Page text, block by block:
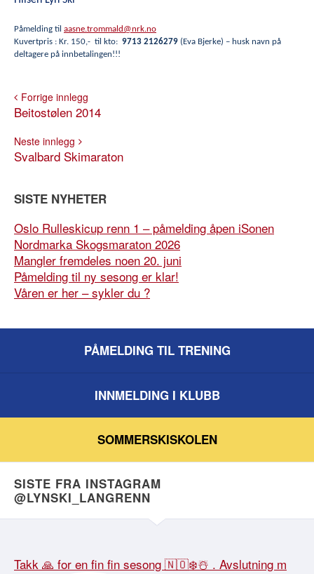
Påmelding til aasne.trommald@nrk.no
Kuvertpris : Kr. 150,- til kto: 9713 2126279 (Eva Bjerke) – husk navn på
deltagere på innbetalingen!!!
Forrige innlegg
Beitostølen 2014
Neste innlegg
Svalbard Skimaraton
SISTE NYHETER
Oslo Rulleskicup renn 1 – påmelding åpen iSonen
Nordmarka Skogsmaraton 2026
Mangler fremdeles noen 20. juni
Påmelding til ny sesong er klar!
Våren er her – sykler du ?
PÅMELDING TIL TRENING
INNMELDING I KLUBB
SOMMERSKISKOLEN
SISTE FRA INSTAGRAM
@LYNSKI_LANGRENN
Takk 🙏 for en fin fin sesong 🇳🇴❄️☃️ . Avslutning m